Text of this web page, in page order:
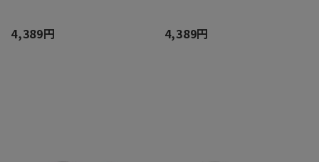
4,389円 4,389円